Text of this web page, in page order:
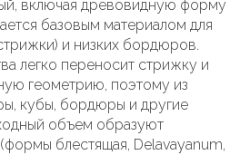
включая древовидную форму
базовым материалом для
и низких бордюров.
легко переносит стрижку и
геометрию, поэтому из
кубы, бордюры и другие
объем образуют
блестящая, Delavayanum,